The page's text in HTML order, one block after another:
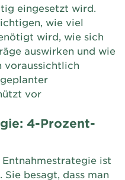
eingesetzt wird.
wie viel
wird, wie sich
auswirken und wie
voraussichtlich
vor
4-Prozent-
ist
besagt, dass man